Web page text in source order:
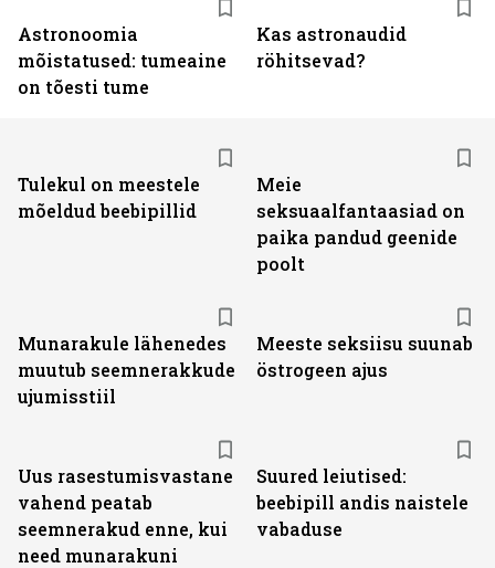
Astronoomia
mõistatused: tumeaine
on tõesti tume
Kas astronaudid
röhitsevad?
Tulekul on meestele
mõeldud beebipillid
Meie
seksuaalfantaasiad on
paika pandud geenide
poolt
Munarakule lähenedes
muutub seemnerakkude
ujumisstiil
Meeste seksiisu suunab
östrogeen ajus
Uus rasestumisvastane
vahend peatab
seemnerakud enne, kui
need munarakuni
Suured leiutised:
beebipill andis naistele
vabaduse